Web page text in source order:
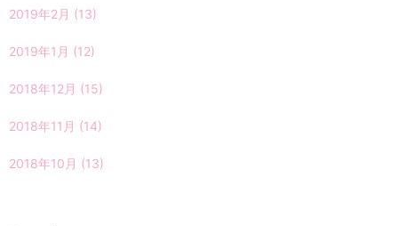
2019年2月 (13)
2019年1月 (12)
2018年12月 (15)
2018年11月 (14)
2018年10月 (13)